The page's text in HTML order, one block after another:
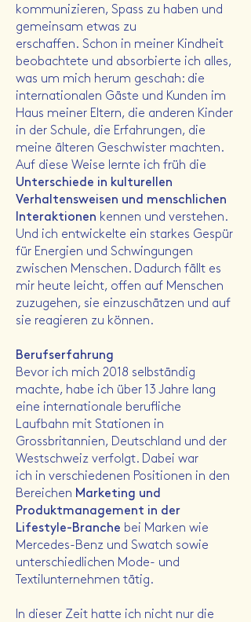
kommunizieren, Spass zu haben und
gemeinsam etwas zu
erschaffen. Schon in meiner Kindheit
beobachtete und absorbierte ich alles,
was um mich herum geschah: die
internationalen Gäste und Kunden im
Haus meiner Eltern, die anderen Kinder
in der Schule, die Erfahrungen, die
meine älteren Geschwister machten.
Auf diese Weise lernte ich früh die
Unterschiede in kulturellen
Verhaltensweisen und menschlichen
Interaktionen kennen und verstehen.
Und ich entwickelte ein starkes Gespür
für Energien und Schwingungen
zwischen Menschen. Dadurch fällt es
mir heute leicht, offen auf Menschen
zuzugehen, sie einzuschätzen und auf
sie reagieren zu können.
Berufserfahrung
Bevor ich mich 2018 selbständig
machte, habe ich über 13 Jahre lang
eine internationale berufliche
Laufbahn mit Stationen in
Grossbritannien, Deutschland und der
Westschweiz verfolgt. Dabei war
ich in verschiedenen Positionen in den
Bereichen Marketing und
Produktmanagement in der
Lifestyle-Branche bei Marken wie
Mercedes-Benz und Swatch sowie
unterschiedlichen Mode- und
Textilunternehmen tätig.
In dieser Zeit hatte ich nicht nur die